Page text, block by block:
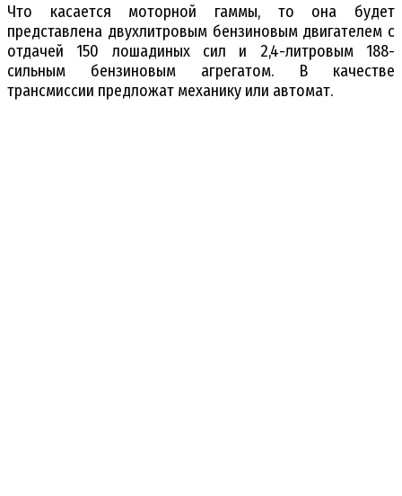
Что касается моторной гаммы, то она будет
представлена двухлитровым бензиновым двигателем с
отдачей 150 лошадиных сил и 2,4-литровым 188-
сильным бензиновым агрегатом. В качестве
трансмиссии предложат механику или автомат.